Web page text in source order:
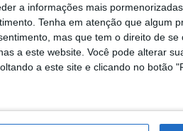
a informações mais
Tenha em atenção que algum
mas que tem o direito de
a este website. Você pode alterar
a este site e clicando no botão
a chuva voltou a ser um
crossódromo de forma geral.
organizativa, que foi
de fãs e espectadores que
mais uma vez a importância de
assinala Tiago Silva, presidente